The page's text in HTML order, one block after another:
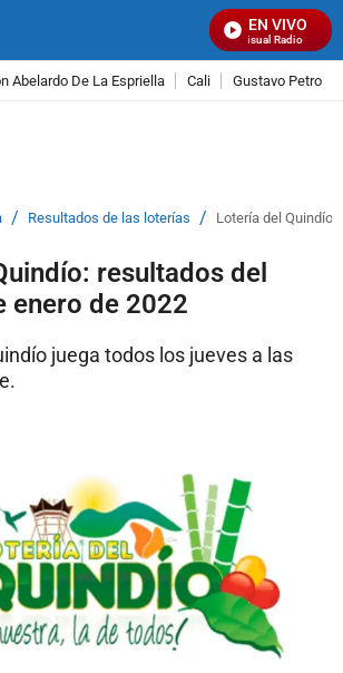
EN VIVO
Señal Visual Radio
Abelardo De La Espriella Cali Gustavo Petro
/ Resultados de las loterías / Lotería del Quindío:
resultados del
enero de 2022
juega todos los jueves a las